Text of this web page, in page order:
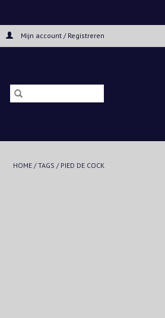
Mijn account / Registreren
HOME /TAGS / PIED DE COCK